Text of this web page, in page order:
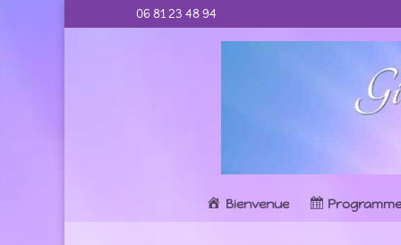
06 81 23 48 94
Bienvenue Programme